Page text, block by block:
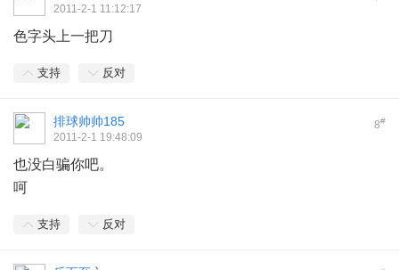
2011-2-1 11:12:17
色字头上一把刀
支持 反对
8#
排球帅帅185
2011-2-1 19:48:09
也没白骗你吧。
呵
支持 反对